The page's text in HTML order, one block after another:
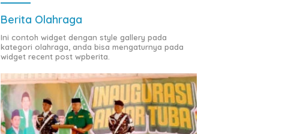
Berita Olahraga
Ini contoh widget dengan style gallery pada
kategori olahraga, anda bisa mengaturnya pada
widget recent post wpberita.